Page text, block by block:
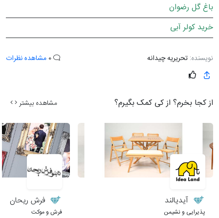
باغ گل رضوان
خرید کولر آبی
نویسنده: تحریریه چیدانه مشاهده نظرات
از کجا بخرم؟ از کی کمک بگیرم؟ مشاهده بیشتر
آیدیالند
پذیرایی و نشیمن
فرش ریحان
فرش و موکت